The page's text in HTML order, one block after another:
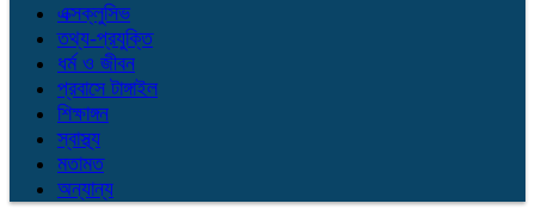
এক্সক্লুসিভ
তথ্য-প্রযুক্তি
ধর্ম ও জীবন
প্রবাসে টাঙ্গাইল
শিক্ষাঙ্গন
স্বাস্থ্য
মতামত
অন্যান্য